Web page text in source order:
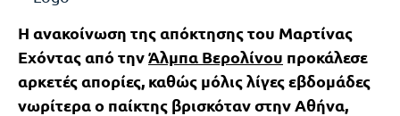
Η ανακοίνωση της απόκτησης του Μαρτίνας
Εχόντας από τηνΆλμπα Βερολίνου προκάλεσε
αρκετές απορίες, καθώς μόλις λίγες εβδομάδες
νωρίτερα ο παίκτης βρισκόταν στην Αθήνα,